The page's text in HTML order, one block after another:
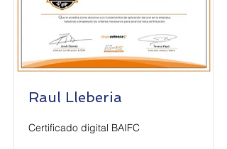
Raul Lleberia
Certificado digital BAIFC